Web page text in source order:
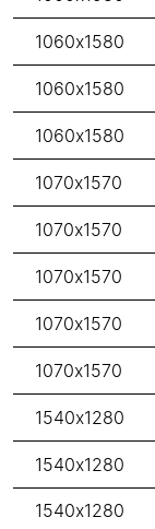
1060x1580
1060x1580
1060x1580
1070x1570
1070x1570
1070x1570
1070x1570
1070x1570
1540x1280
1540x1280
1540x1280